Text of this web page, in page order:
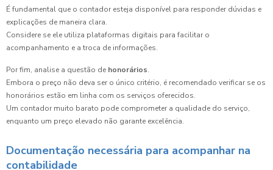
É fundamental que o contador esteja disponível para responder dúvidas e
explicações de maneira clara.
Considere se ele utiliza plataformas digitais para facilitar o
acompanhamento e a troca de informações.
Por fim, analise a questão de honorários.
Embora o preço não deva ser o único critério, é recomendado verificar se os
honorários estão em linha com os serviços oferecidos.
Um contador muito barato pode comprometer a qualidade do serviço,
enquanto um preço elevado não garante excelência.
Documentação necessária para acompanhar na
contabilidade